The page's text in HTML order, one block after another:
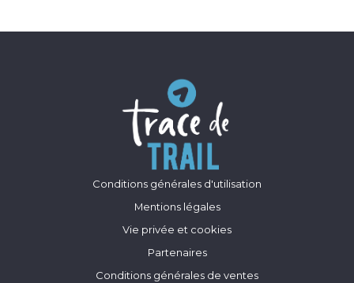
Conditions générales d'utilisation
Mentions légales
Vie privée et cookies
Partenaires
Conditions générales de ventes